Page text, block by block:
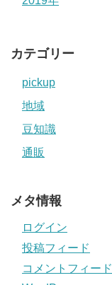
カテゴリー
pickup
地域
豆知識
通販
メタ情報
ログイン
投稿フィード
コメントフィード